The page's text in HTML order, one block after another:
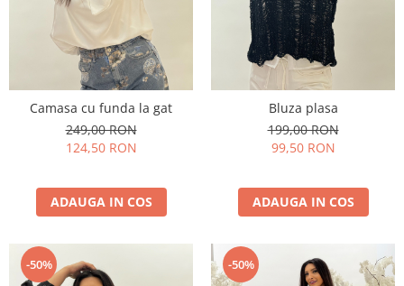
Camasa cu funda la gat
249,00 RON
124,50 RON
ADAUGA IN COS
Bluza plasa
199,00 RON
99,50 RON
ADAUGA IN COS
-50% -50%